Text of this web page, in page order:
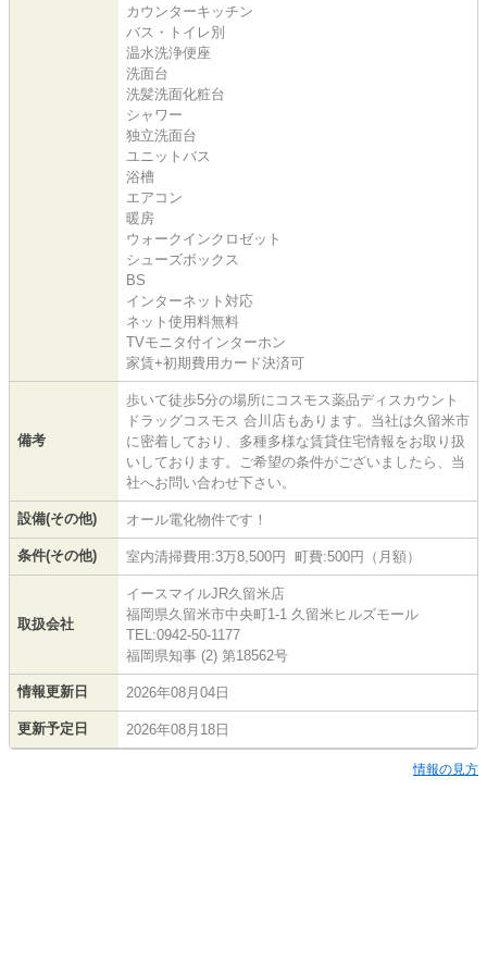
カウンターキッチン
バス・トイレ別
温水洗浄便座
洗面台
洗髪洗面化粧台
シャワー
独立洗面台
ユニットバス
浴槽
エアコン
暖房
ウォークインクロゼット
シューズボックス
BS
インターネット対応
ネット使用料無料
TVモニタ付インターホン
家賃+初期費用カード決済可
備考
歩いて徒歩5分の場所にコスモス薬品ディスカウント
ドラッグコスモス 合川店もあります。当社は久留米市
に密着しており、多種多様な賃貸住宅情報をお取り扱
いしております。ご希望の条件がございましたら、当
社へお問い合わせ下さい。
設備(その他) オール電化物件です！
条件(その他) 室内清掃費用:3万8,500円 町費:500円（月額）
取扱会社
イースマイルJR久留米店
福岡県久留米市中央町1-1 久留米ヒルズモール
TEL:0942-50-1177
福岡県知事 (2) 第18562号
情報更新日 2026年08月04日
更新予定日 2026年08月18日
情報の見方